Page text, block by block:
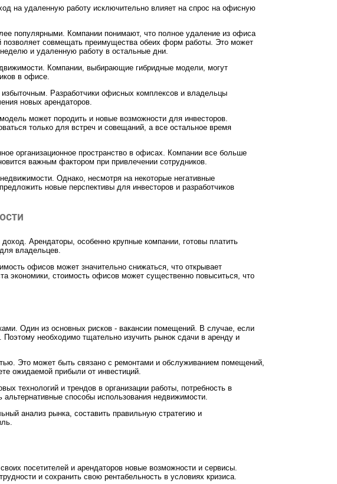
на удаленную работу исключительно влияет на спрос на офисную
популярными. Компании понимают, что полное удаление из офиса
совмещать преимущества обеих форм работы. Это может
и удаленную работу в остальные дни.
Компании, выбирающие гибридные модели, могут
в офисе.
Разработчики офисных комплексов и владельцы
новых арендаторов.
может породить и новые возможности для инвесторов.
только для встреч и совещаний, а все остальное время
организационное пространство в офисах. Компании все больше
важным фактором при привлечении сотрудников.
Однако, несмотря на некоторые негативные
новые перспективы для инвесторов и разработчиков
Арендаторы, особенно крупные компании, готовы платить
владельцев.
офисов может значительно снижаться, что открывает
экономики, стоимость офисов может существенно повыситься, что
Один из основных рисков - вакансии помещений. В случае, если
необходимо тщательно изучить рынок сдачи в аренду и
Это может быть связано с ремонтами и обслуживанием помещений,
ожидаемой прибыли от инвестиций.
технологий и трендов в организации работы, потребность в
способы использования недвижимости.
анализ рынка, составить правильную стратегию и
посетителей и арендаторов новые возможности и сервисы.
и сохранить свою рентабельность в условиях кризиса.